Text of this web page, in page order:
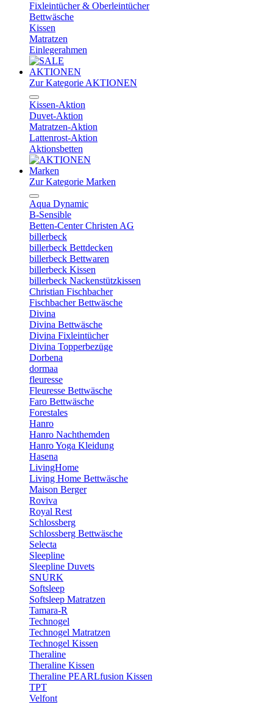
Fixleintücher & Oberleintücher
Bettwäsche
Kissen
Matratzen
Einlegerahmen
AKTIONEN
Zur Kategorie AKTIONEN
Kissen-Aktion
Duvet-Aktion
Matratzen-Aktion
Lattenrost-Aktion
Aktionsbetten
Marken
Zur Kategorie Marken
Aqua Dynamic
B-Sensible
Betten-Center Christen AG
billerbeck
billerbeck Bettdecken
billerbeck Bettwaren
billerbeck Kissen
billerbeck Nackenstützkissen
Christian Fischbacher
Fischbacher Bettwäsche
Divina
Divina Bettwäsche
Divina Fixleintücher
Divina Topperbezüge
Dorbena
dormaa
fleuresse
Fleuresse Bettwäsche
Faro Bettwäsche
Forestales
Hanro
Hanro Nachthemden
Hanro Yoga Kleidung
Hasena
LivingHome
Living Home Bettwäsche
Maison Berger
Roviva
Royal Rest
Schlossberg
Schlossberg Bettwäsche
Selecta
Sleepline
Sleepline Duvets
SNURK
Softsleep
Softsleep Matratzen
Tamara-R
Technogel
Technogel Matratzen
Technogel Kissen
Theraline
Theraline Kissen
Theraline PEARLfusion Kissen
TPT
Velfont